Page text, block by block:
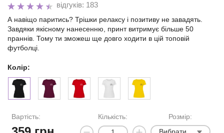
відгуків: 183
А навіщо паритись? Трішки релаксу і позитиву не завадять.
Завдяки якісному нанесенню, принт витримує більше 50
праннів. Тому ти зможеш ще довго ходити в цій топовій
футболці.
Колір:
Вартість: Кількість:
Розмір: